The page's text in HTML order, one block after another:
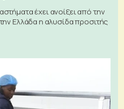
έχει ανοίξει από την
Ελλάδα η αλυσίδα προσιτής